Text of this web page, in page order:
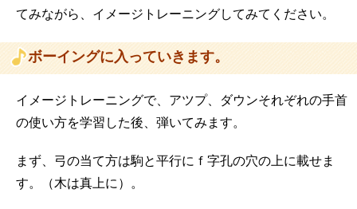
てみながら、イメージトレーニングしてみてください。
ボーイングに入っていきます。
イメージトレーニングで、アツプ、ダウンそれぞれの手首
の使い方を学習した後、弾いてみます。
まず、弓の当て方は駒と平行にｆ字孔の穴の上に載せま
す。（木は真上に）。